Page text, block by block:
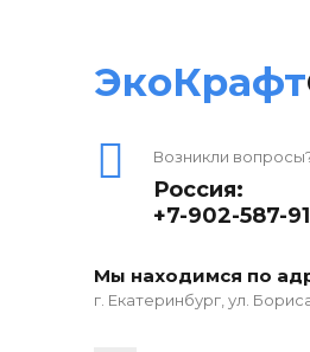
ЭкоКрафт
Возникли
Россия:
+7-902-587-
Мы находимся по
г. Екатеринбург, ул.